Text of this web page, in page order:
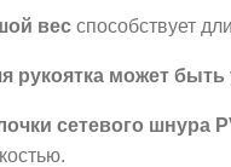
вес способствует
рукоятка может быть
сетевого шнура